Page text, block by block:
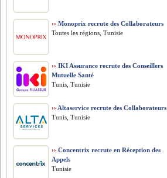
›› Monoprix recrute des Collaborateurs
Toutes les régions, Tunisie
›› IKI Assurance recrute des Conseillers
Mutuelle Santé
Tunis, Tunisie
›› Altaservice recrute des Collaborateurs
Tunis, Tunisie
›› Concentrix recrute en Réception des
Appels
Tunisie